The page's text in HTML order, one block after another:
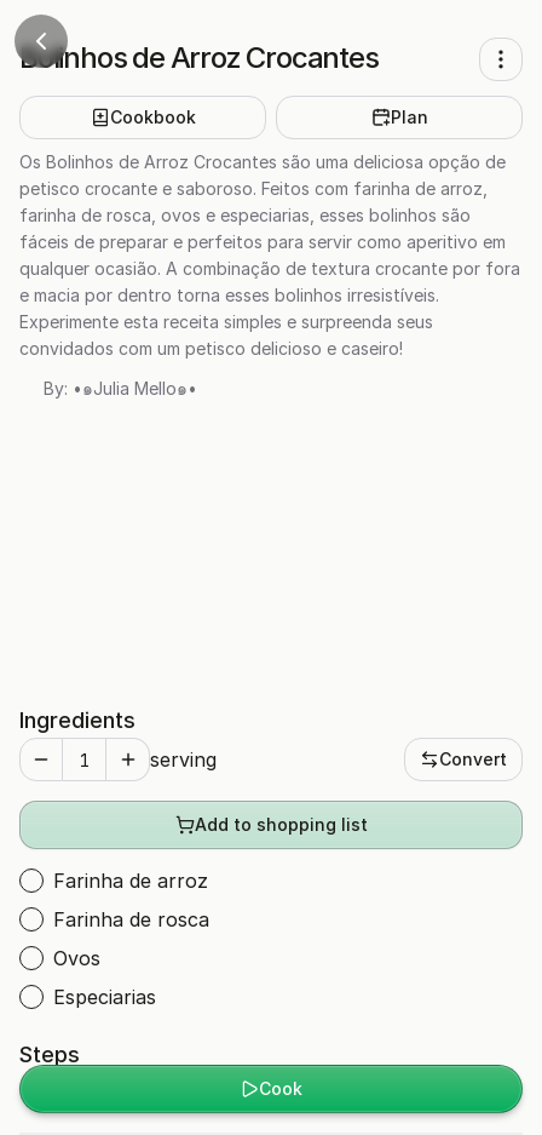
Bolinhos de Arroz Crocantes
Cookbook Plan
Os Bolinhos de Arroz Crocantes são uma deliciosa opção de
petisco crocante e saboroso. Feitos com farinha de arroz,
farinha de rosca, ovos e especiarias, esses bolinhos são
fáceis de preparar e perfeitos para servir como aperitivo em
qualquer ocasião. A combinação de textura crocante por fora
e macia por dentro torna esses bolinhos irresistíveis.
Experimente esta receita simples e surpreenda seus
convidados com um petisco delicioso e caseiro!
By: •๑Julia Mello๑•
Ingredients
serving Convert
Add to shopping list
Farinha de arroz
Farinha de rosca
Ovos
Especiarias
Steps
Cook